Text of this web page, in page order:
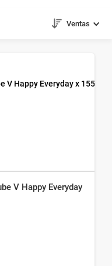
Ventas
V Happy Everyday